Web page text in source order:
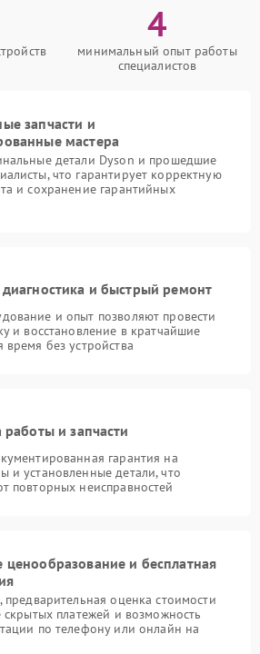
4
минимальный опыт работы
специалистов
запчасти и
мастера
детали Dyson и прошедшие
что гарантирует корректную
и сохранение гарантийных
диагностика и быстрый ремонт
и опыт позволяют провести
и восстановление в кратчайшие
без устройства
работы и запчасти
гарантия на
и установленные детали, что
повторных неисправностей
ценообразование и бесплатная
предварительная оценка стоимости
скрытых платежей и возможность
по телефону или онлайн на